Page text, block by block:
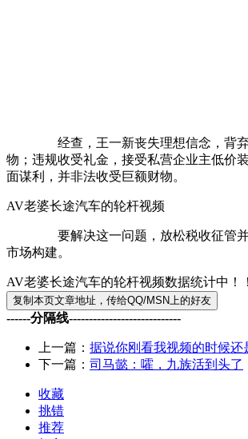
经查，王一新丧失理想信念，背弃初
物；违规收受礼金，接受私营企业主低价
面谋利，并非法收受巨额财物。
AV老婆长途汽车的轮杆视频
要解决这一问题，放松税收征管并非良
市场构建。
AV老婆长途汽车的轮杆视频数据统计中！！
------分隔线----------------------------
上一篇： 据说你刚看我视频的时候
下一篇： 司马懿：嚯，九族活到头了
收藏
挑错
推荐